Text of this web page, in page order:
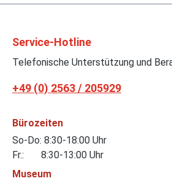
Service-Hotline
Telefonische Unterstützung und
+49 (0) 2563 / 205929
Bürozeiten
So-Do: 8:30-18:00 Uhr
Fr.: 8:30-13:00 Uhr
Museum